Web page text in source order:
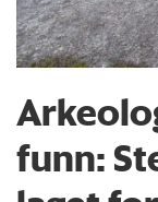
funn: